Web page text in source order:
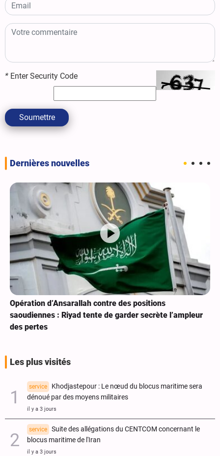
* Enter Security Code
Soumettre
Dernières nouvelles
Opération d’Ansarallah contre des positions
saoudiennes : Riyad tente de garder secrète l’ampleur
des pertes
Les plus visités
service
Khodjastepour : Le nœud du blocus maritime sera
dénoué par des moyens militaires
il y a 3 jours
service
Suite des allégations du CENTCOM concernant le
blocus maritime de l'Iran
il y a 3 jours